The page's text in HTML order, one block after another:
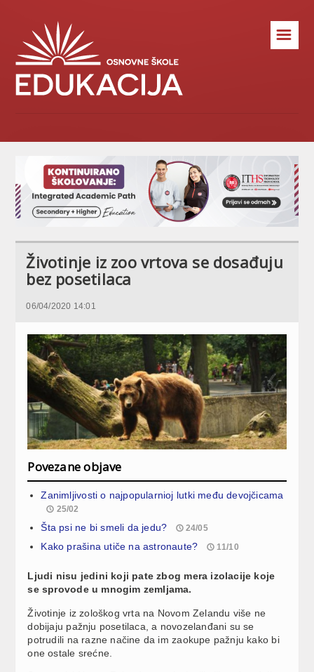
☰
Životinje iz zoo vrtova se dosađuju
bez posetilaca
06/04/2020 14:01
Povezane objave
Zanimljivosti o najpopularnioj lutki među devojčicama
25/02
Šta psi ne bi smeli da jedu? 24/05
Kako prašina utiče na astronaute? 11/10
Ljudi nisu jedini koji pate zbog mera izolacije koje
se sprovode u mnogim zemljama.
Životinje iz zološkog vrta na Novom Zelandu više ne
dobijaju pažnju posetilaca, a novozelanđani su se
potrudili na razne načine da im zaokupe pažnju kako bi
one ostale srećne.